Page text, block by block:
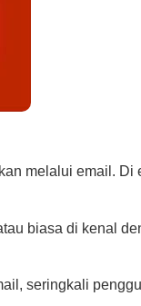
melalui email.
biasa di kenal
seringkali